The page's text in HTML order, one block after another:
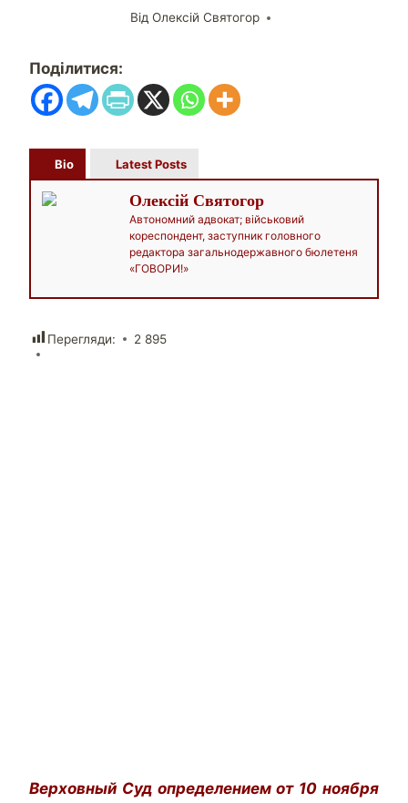
Від Олексій Святогор
Поділитися:
Bio Latest Posts
Олексій Святогор
Автономний адвокат; військовий
кореспондент, заступник головного
редактора загальнодержавного бюлетеня
«ГОВОРИ!»
Перегляди: 2 895
Верховный Суд определением от 10 ноября